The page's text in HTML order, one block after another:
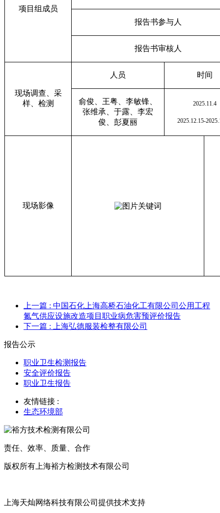
项目组成员
报告书参与人
报告书审核人
现场调查、采
样、检测
人员 时间
俞俊、王粤、李敏锋
张维承、于露、李宏
俊、彭夏丽
2025.11.4
2025.12.15-
现场影像
上一篇 : 中国石化上海高桥石油化工有限公司公用工程
氮气供应设施改造项目职业病危害预评价报告
下一篇 : 上海弘德服装检整有限公司
报告公示
职业卫生检测报告
安全评价报告
职业卫生报告
友情链接 :
生态环境部
责任、效率、质量、合作
版权所有上海裕方检测技术有限公司
上海天灿网络科技有限公司提供技术支持